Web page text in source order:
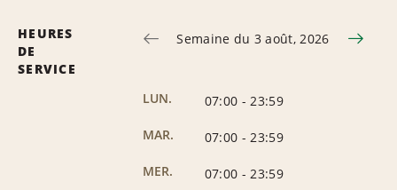
HEURES
DE
SERVICE
Semaine du 3 août, 2026
LUN. 07:00 - 23:59
MAR.
07:00 - 23:59
MER.
07:00 - 23:59